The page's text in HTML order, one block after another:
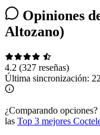
Opiniones
Altozano)
4.2 (327 reseñas)
Última sincronización:
¿Comparando opciones?
las Top 3 mejores